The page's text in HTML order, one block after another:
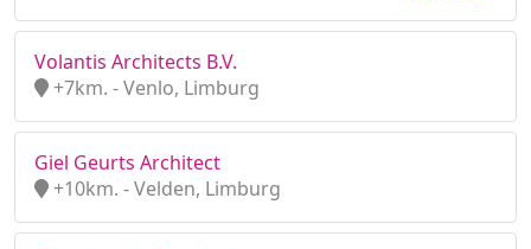
Volantis Architects B.V.
+7km. - Venlo, Limburg
Giel Geurts Architect
+10km. - Velden, Limburg